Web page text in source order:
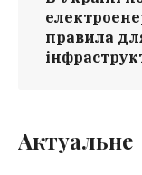
правила
Актуальне